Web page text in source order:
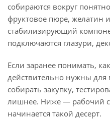
собираются вокруг
фруктовое пюре, желатин
стабилизирующий
подключаются глазури,
Если заранее понимать,
действительно нужны для
собирать закупку,
лишнее. Ниже — рабочий
начинается такой десерт.